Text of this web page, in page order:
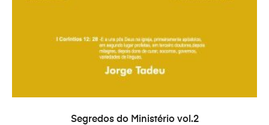
ADICIONAR
Segredos do Ministério vol.2